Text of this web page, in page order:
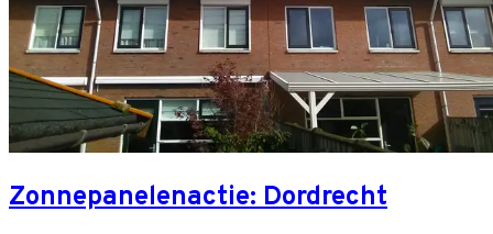
Zonnepanelenactie: Dordrecht